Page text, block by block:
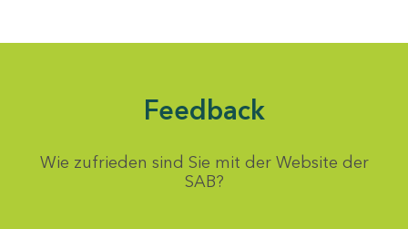
Feedback
Wie zufrieden sind Sie mit der Website der
SAB?